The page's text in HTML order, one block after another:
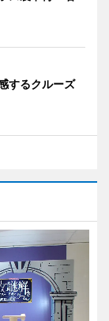
するクルーズ